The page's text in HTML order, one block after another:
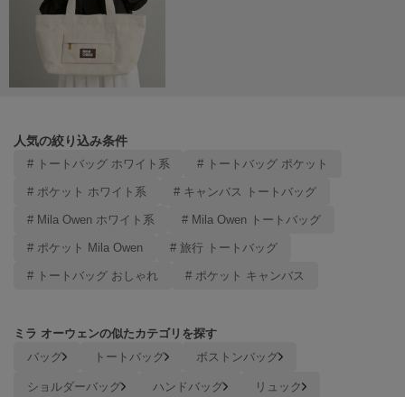
ミーエスミーム
MOIGE
モワージュ
MUCHA
ミュシャ
NEW Balance
ニューバランス
ネズ
ナイキ
人気の絞り込み条件
# トートバッグ ホワイト系 # トートバッグ ポケット
# ポケット ホワイト系 # キャンバス トートバッグ
# Mila Owen ホワイト系 # Mila Owen トートバッグ
# ポケット Mila Owen # 旅行 トートバッグ
# トートバッグ おしゃれ # ポケット キャンバス
ミラ オーウェンの似たカテゴリを探す
バッグ トートバッグ
ボストンバッグ
ショルダーバッグ
ハンドバッグ リュック